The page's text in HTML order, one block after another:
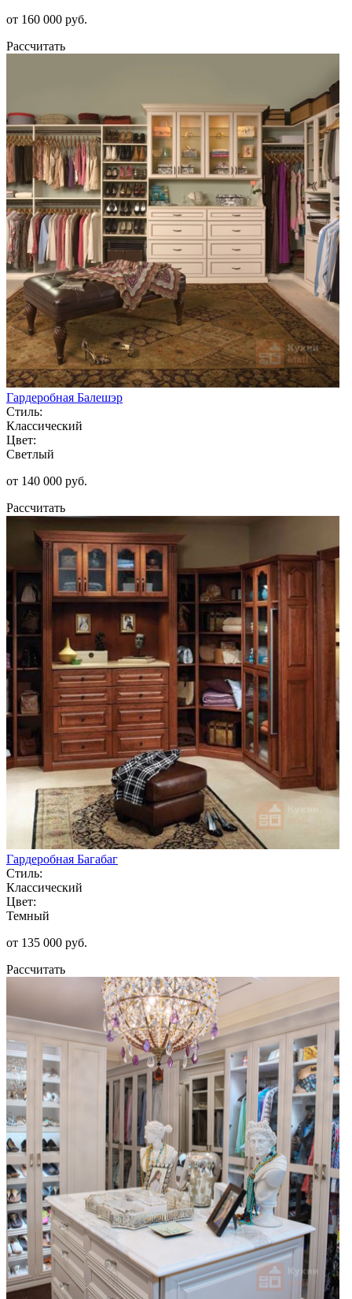
от 160 000 руб.
Рассчитать
Гардеробная Балешэр
Стиль:
Классический
Цвет:
Светлый
от 140 000 руб.
Рассчитать
Гардеробная Багабаг
Стиль:
Классический
Цвет:
Темный
от 135 000 руб.
Рассчитать